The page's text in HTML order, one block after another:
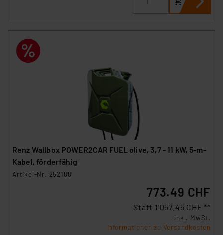
Renz Wallbox POWER2CAR FUEL olive, 3,7 - 11 kW, 5-m-
Kabel, förderfähig
Artikel-Nr. 252188
773.49 CHF
Statt 1’057.45 CHF **
inkl. MwSt.
Informationen zu Versandkosten